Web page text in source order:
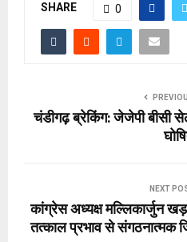
SHARE 0
चंडीगढ़ ब्रेकिंग: जेजेपी बीसी
NEXT
कांग्रेस अध्यक्ष मल्लिकार्जुन
तत्काल प्रभाव से संगठनात्मक